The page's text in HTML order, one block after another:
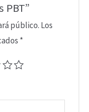
PBT”
público. Los
*